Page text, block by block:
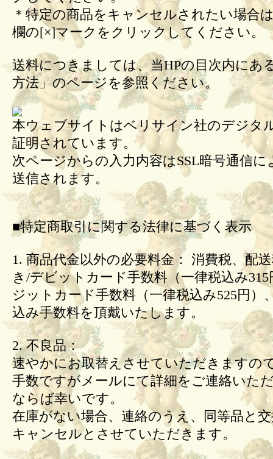
＊特定の商品をキャンセルされたい場合
欄の[×]マークをクリックしてください。
送料につきましては、当HPの目次内にあ
方法」のページを参照ください。
本ウェブサイトはベリサイン社のデジタ
証明されています。
次ページからの入力内容はSSL暗号通信に
送信されます。
■特定商取引に関する法律に基づく表示
1. 商品代金以外の必要料金： 消費税、配
き/デビットカード手数料（一律税込み
ジットカード手数料（一律税込み525円）
込み手数料を頂戴いたします。
2. 不良品：
速やかにお取替えさせていただきますの
手数ですがメールにて詳細をご連絡いた
ならば幸いです。
在庫がない場合、連絡のうえ、同等品と
キャンセルとさせていただきます。